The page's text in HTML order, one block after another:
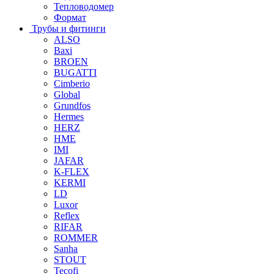
Тепловодомер
Формат
Трубы и фитинги
ALSO
Baxi
BROEN
BUGATTI
Cimberio
Global
Grundfos
Hermes
HERZ
HME
IMI
JAFAR
K-FLEX
KERMI
LD
Luxor
Reflex
RIFAR
ROMMER
Sanha
STOUT
Tecofi